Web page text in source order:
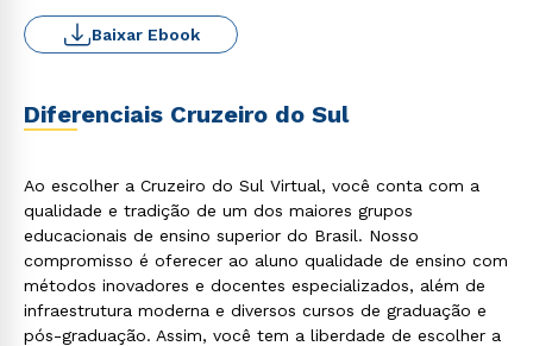
Baixar Ebook
Diferenciais Cruzeiro do Sul
Ao escolher a Cruzeiro do Sul Virtual, você conta com a
qualidade e tradição de um dos maiores grupos
educacionais de ensino superior do Brasil. Nosso
compromisso é oferecer ao aluno qualidade de ensino com
métodos inovadores e docentes especializados, além de
infraestrutura moderna e diversos cursos de graduação e
pós-graduação. Assim, você tem a liberdade de escolher a